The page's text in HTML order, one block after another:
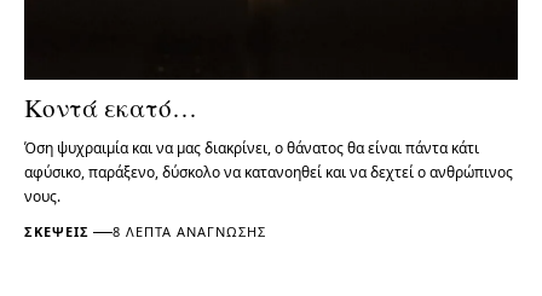
Κοντά εκατό…
Όση ψυχραιμία και να μας διακρίνει, ο θάνατος θα είναι πάντα κάτι
αφύσικο, παράξενο, δύσκολο να κατανοηθεί και να δεχτεί ο ανθρώπινος
νους.
ΣΚΈΨΕΙΣ 8 ΛΕΠΤΆ ΑΝΆΓΝΩΣΗΣ